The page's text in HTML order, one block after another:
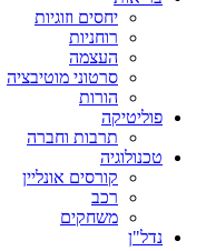
יחסים וזוגיות
רוחניות
העצמה
סרטוני מוטיבציה
הורות
פוליטיקה
תרבות וחברה
טכנולוגיה
קורסים אונליין
רכב
משחקים
נדל"ן